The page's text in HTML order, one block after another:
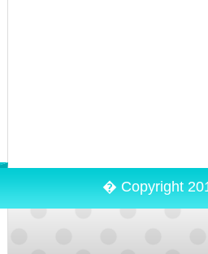
� Copyright